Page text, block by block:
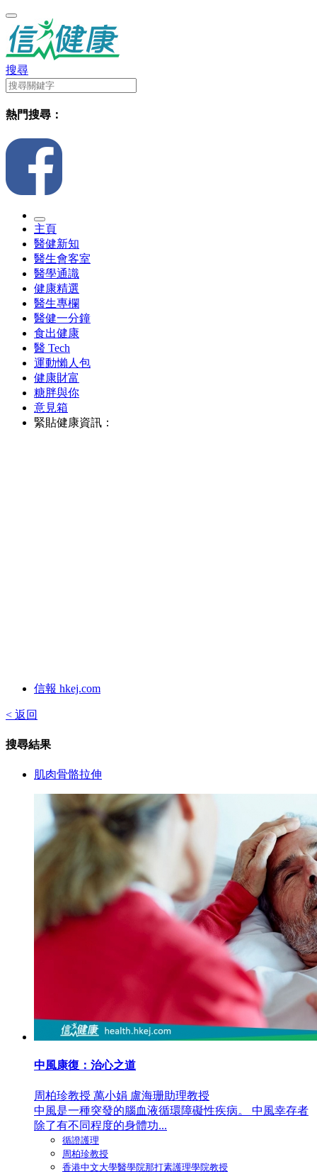
搜尋
熱門搜尋：
主頁
醫健新知
醫生會客室
醫學通識
健康精選
醫生專欄
醫健一分鐘
食出健康
醫 Tech
運動懶人包
健康財富
糖胖與你
意見箱
緊貼健康資訊：
信報 hkej.com
< 返回
搜尋結果
肌肉骨骼拉伸
中風康復：治心之道
周柏珍教授 萬小娟 盧海珊助理教授
中風是一種突發的腦血液循環障礙性疾病。 中風幸存者
除了有不同程度的身體功...
循證護理
周柏珍教授
香港中文大學醫學院那打素護理學院教授